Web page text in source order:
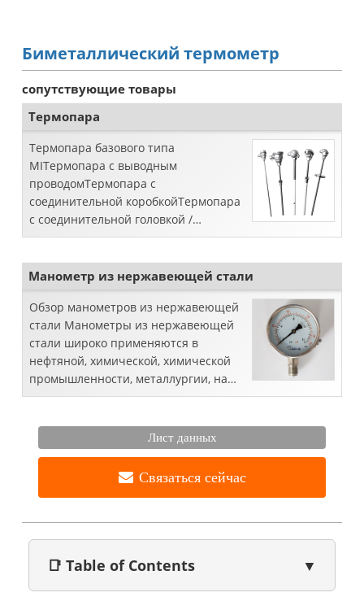
Биметаллический термометр
сопутствующие товары
Термопара
Термопара базового типа
MIТермопара с выводным
проводомТермопара с
соединительной коробкойТермопара
с соединительной головкой /
ниппелемТермопара с
/ штуцеромТермопара с
термокарманом / ...
Манометр из нержавеющей стали
Обзор манометров из нержавеющей
стали Манометры из нержавеющей
стали широко применяются в
нефтяной, химической, химической
промышленности, металлургии, на
электростанциях и т. Д., В
стали ...
Лист данных
Связаться сейчас
📑 Table of Contents ▼